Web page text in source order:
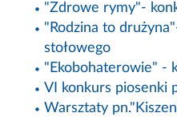
"Zdrowe rymy"-
"Rodzina to
stołowego
"Ekobohaterowie" -
VI konkurs piosenki
Warsztaty